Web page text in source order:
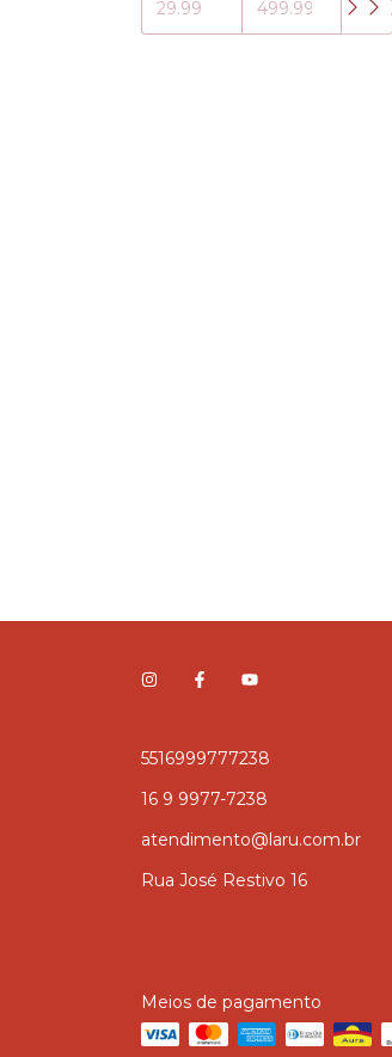
5516999777238
16 9 9977-7238
atendimento@laru.com.br
Rua José Restivo 16
Meios de pagamento